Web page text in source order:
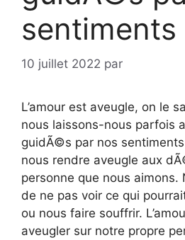
sentiments
10 juillet 2022 par
L’amour est aveugle, on le
nous laissons-nous parfois
guidÃ©s par nos sentiments
nous rendre aveugle aux
personne que nous aimons.
de ne pas voir ce qui
ou nous faire souffrir.
aveugler sur notre propre